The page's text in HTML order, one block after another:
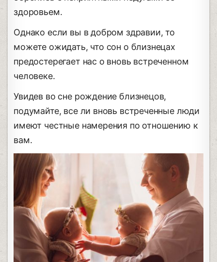
здоровьем.
Однако если вы в добром здравии, то
можете ожидать, что сон о близнецах
предостерегает нас о вновь встреченном
человеке.
Увидев во сне рождение близнецов,
подумайте, все ли вновь встреченные люди
имеют честные намерения по отношению к
вам.